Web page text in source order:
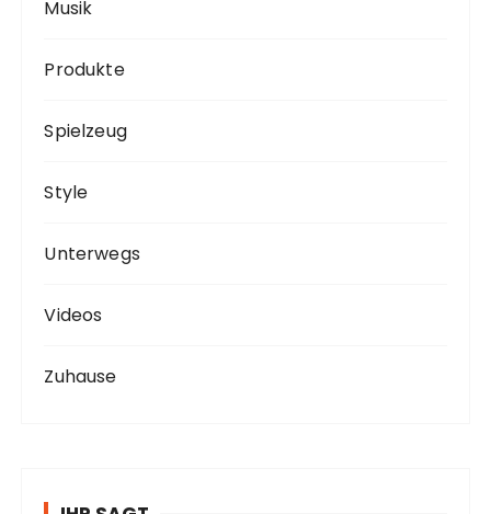
Musik
Produkte
Spielzeug
Style
Unterwegs
Videos
Zuhause